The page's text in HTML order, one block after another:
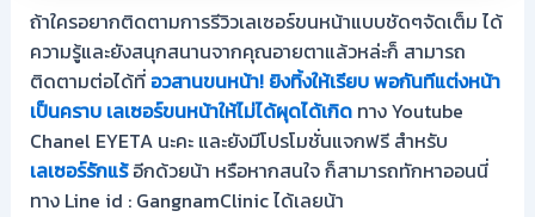
ถ้าใครอยากติดตามการรีวิวเลเซอร์ขนหน้าแบบชัดๆจัดเต็ม ได้
ความรู้และยังสนุกสนานจากคุณอายตาแล้วหล่ะก็ สามารถ
ติดตามต่อได้ที่ อวสานขนหน้า! ยิงทิ้งให้เรียบ พอกันทีแต่งหน้า
เป็นคราบ เลเซอร์ขนหน้าให้ไม่ได้ผุดได้เกิด ทาง Youtube
Chanel EYETA นะคะ และยังมีโปรโมชั่นแจกฟรี สำหรับ
เลเซอร์รักแร้ อีกด้วยน้า หรือหากสนใจ ก็สามารถทักหาออนนี่
ทาง Line id : GangnamClinic ได้เลยน้า